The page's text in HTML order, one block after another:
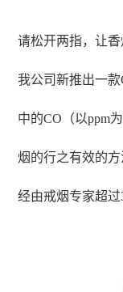
请松开两指，让
我公司新推出一款
中的CO（以ppm
烟的行之有效的
经由戒烟专家超过